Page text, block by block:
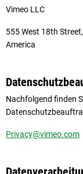
Vimeo LLC
555 West 18th
America
Nachfolgend finden
Privacy@vimeo.com